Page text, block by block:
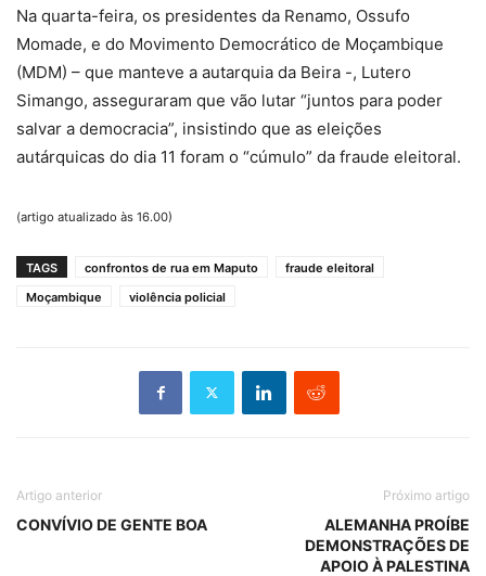
Na quarta-feira, os presidentes da Renamo, Ossufo
Momade, e do Movimento Democrático de Moçambique
(MDM) – que manteve a autarquia da Beira -, Lutero
Simango, asseguraram que vão lutar “juntos para poder
salvar a democracia”, insistindo que as eleições
autárquicas do dia 11 foram o “cúmulo” da fraude eleitoral.
(artigo atualizado às 16.00)
TAGS confrontos de rua em Maputo
fraude eleitoral
Moçambique
violência policial
Artigo anterior
CONVÍVIO DE GENTE BOA
Próximo artigo
ALEMANHA PROÍBE
DEMONSTRAÇÕES DE
APOIO À PALESTINA